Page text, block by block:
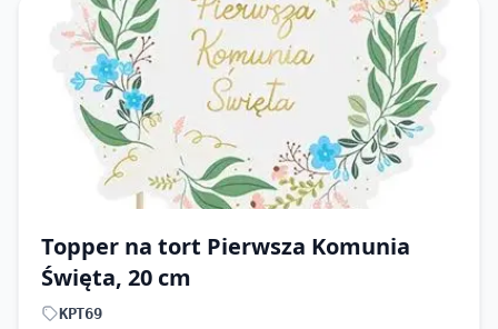
Topper na tort Pierwsza Komunia
Święta, 20 cm
KPT69